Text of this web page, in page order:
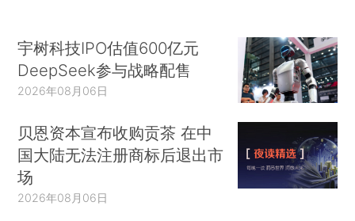
宇树科技IPO估值600亿元
DeepSeek参与战略配售
2026年08月06日
贝恩资本宣布收购贡茶 在中
国大陆无法注册商标后退出市
场
2026年08月06日